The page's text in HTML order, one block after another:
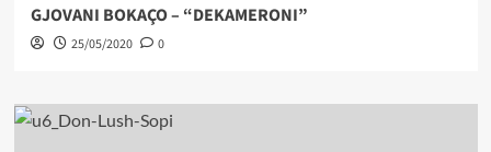
GJOVANI BOKAÇO – “DEKAMERONI”
25/05/2020 0